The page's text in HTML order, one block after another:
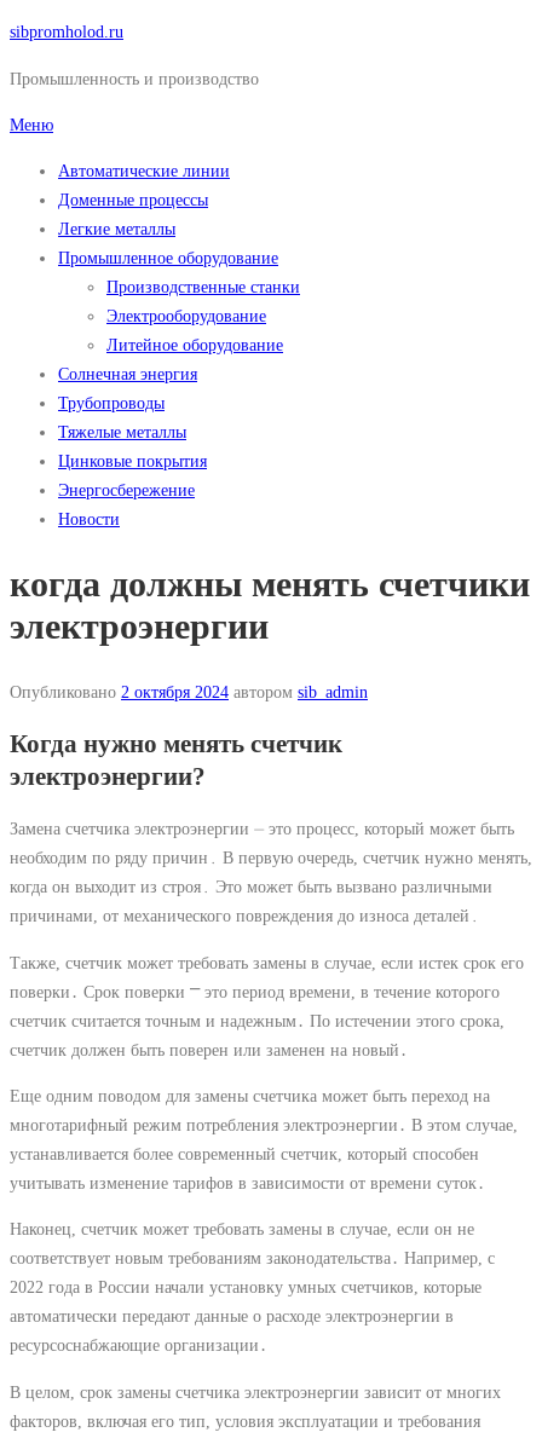
Перейти
содержимому
sibpromholod.ru
Промышленность и производство
Меню
Автоматические линии
Доменные процессы
Легкие металлы
Промышленное оборудование
Производственные станки
Электрооборудование
Литейное оборудование
Солнечная энергия
Трубопроводы
Тяжелые металлы
Цинковые покрытия
Энергосбережение
Новости
когда должны менять счетчики
электроэнергии
Опубликовано 2 октября 2024 автором sib_admin
Когда нужно менять счетчик
электроэнергии?
Замена счетчика электроэнергии ⏤ это процесс, который может быть
необходим по ряду причин․ В первую очередь, счетчик нужно менять,
когда он выходит из строя․ Это может быть вызвано различными
причинами, от механического повреждения до износа деталей․
Также, счетчик может требовать замены в случае, если истек срок его
поверки․ Срок поверки ⎻ это период времени, в течение которого
счетчик считается точным и надежным․ По истечении этого срока,
счетчик должен быть поверен или заменен на новый․
Еще одним поводом для замены счетчика может быть переход на
многотарифный режим потребления электроэнергии․ В этом случае,
устанавливается более современный счетчик, который способен
учитывать изменение тарифов в зависимости от времени суток․
Наконец, счетчик может требовать замены в случае, если он не
соответствует новым требованиям законодательства․ Например, с
2022 года в России начали установку умных счетчиков, которые
автоматически передают данные о расходе электроэнергии в
ресурсоснабжающие организации․
В целом, срок замены счетчика электроэнергии зависит от многих
факторов, включая его тип, условия эксплуатации и требования